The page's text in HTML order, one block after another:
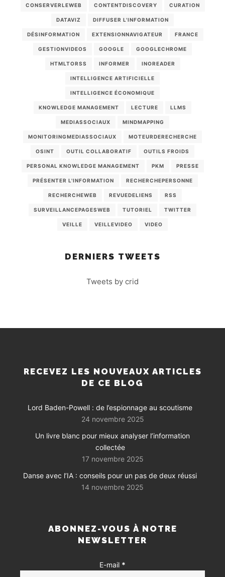
CONSERVERLEWEB CONTENTDISCOVERY CURATION
DATAVIZ DIFFUSER L'INFORMATION
DÉSINFORMATION EXTENSIONNAVIGATEUR FRANCE
GESTIONVIDEOS GOOGLE GOOGLECHROME
HTMLTORSS INFORMER INOREADER
INTELLIGENCE ARTIFICIELLE
INTELLIGENCE ÉCONOMIQUE
KNOWLEDGE MANAGEMENT LECTURE LLMS
MEDIASSOCIAUX MINDMAPPING
MONITORINGMEDIASSOCIAUX MOTEURDERECHERCHE
OSINT OUTIL COLLABORATIF OUTILS FROIDS
PERSONAL KNOWLEDGE MANAGEMENT PKM PRESSE
PRÉSENTER L'INFORMATION RECHERCHEPERSONNE
RECHERCHEWEB REVUEDELIENS RSS
SURVEILLANCEPAGESWEB TUTORIEL TWITTER
VEILLE VEILLEVIDEO VIDEO
DERNIERS TWEETS
Tweets by crid
RECEVEZ LES NOUVEAUX ARTICLES
DE CE BLOG
Lord Baden-Powell : de l’espionnage au scoutisme
24 novembre 2025
Un livre blanc pour mieux analyser l’information
collectée
17 novembre 2025
Danse avec l’IA : conseils pour un pas de deux réussi
14 novembre 2025
ABONNEZ-VOUS À NOTRE
NEWSLETTER
E-mail *